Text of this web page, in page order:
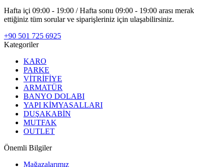
Hafta içi 09:00 - 19:00 / Hafta sonu 09:00 - 19:00 arası merak
ettiğiniz tüm sorular ve siparişleriniz için ulaşabilirsiniz.
+90 501 725 6925
Kategoriler
KARO
PARKE
VİTRİFİYE
ARMATÜR
BANYO DOLABI
YAPI KİMYASALLARI
DUŞAKABİN
MUTFAK
OUTLET
Önemli Bilgiler
Mağazalarımız